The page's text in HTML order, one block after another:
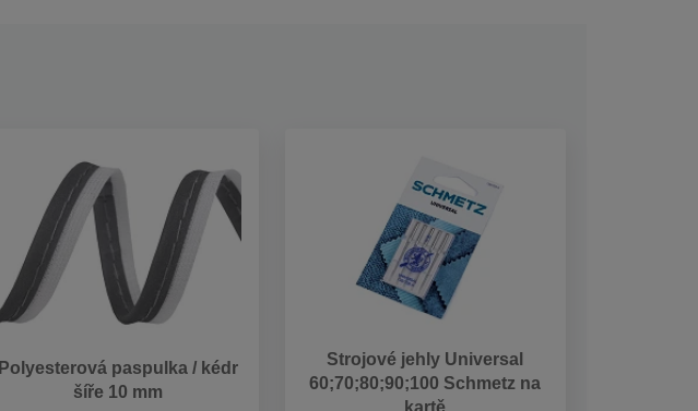
Polyesterová paspulka / kédr
šíře 10 mm
Strojové jehly Universal
60;70;80;90;100 Schmetz na